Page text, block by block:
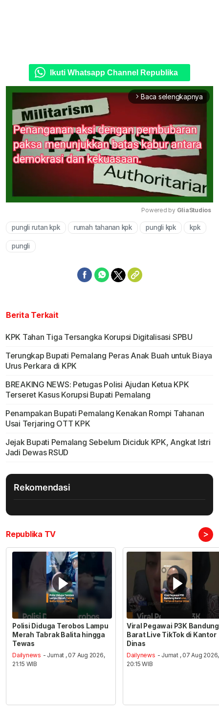
Ikuti Whatsapp Channel Republika
arrow_forward_ios Baca selengkapnya
Mute
Powered by GliaStudios
pungli rutan kpk rumah tahanan kpk pungli kpk kpk
pungli
Berita Terkait
KPK Tahan Tiga Tersangka Korupsi Digitalisasi SPBU
Terungkap Bupati Pemalang Peras Anak Buah untuk Biaya
Urus Perkara di KPK
BREAKING NEWS: Petugas Polisi Ajudan Ketua KPK
Terseret Kasus Korupsi Bupati Pemalang
Penampakan Bupati Pemalang Kenakan Rompi Tahanan
Usai Terjaring OTT KPK
Jejak Bupati Pemalang Sebelum Diciduk KPK, Angkat Istri
Jadi Dewas RSUD
Rekomendasi
Republika TV >
Polisi Diduga Terobos Lampu
Merah Tabrak Balita hingga
Tewas
Dailynews - Jumat , 07 Aug 2026,
21:15 WIB
Viral Pegawai P3K Bandung
Barat Live TikTok di Kantor
Dinas
Dailynews - Jumat , 07 Aug 2026,
20:15 WIB